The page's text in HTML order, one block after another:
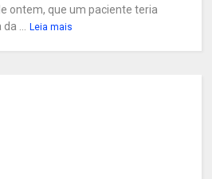
ontem, que um paciente teria
...
Leia mais